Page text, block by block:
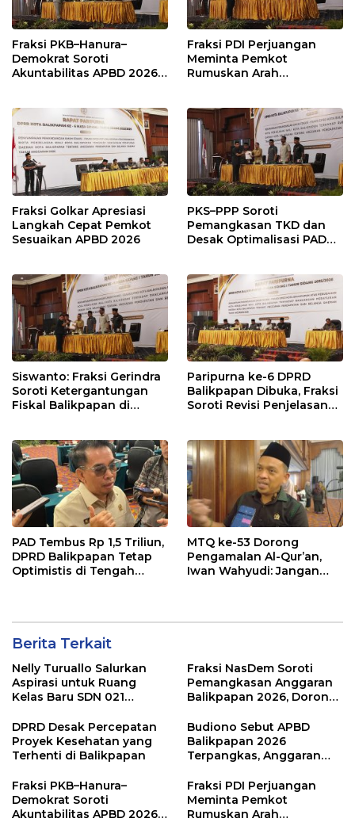
Fraksi PKB–Hanura–
Demokrat Soroti
Akuntabilitas APBD 2026
Modal
Fraksi PDI Perjuangan
Meminta Pemkot
Rumuskan Arah
Penyangga IKN
Fraksi Golkar Apresiasi
Langkah Cepat Pemkot
Sesuaikan APBD 2026
PKS–PPP Soroti
Pemangkasan TKD dan
Desak Optimalisasi PAD
Siswanto: Fraksi Gerindra
Soroti Ketergantungan
Fiskal Balikpapan di
Paripurna ke-6 DPRD
Balikpapan Dibuka, Fraksi
Soroti Revisi Penjelasan
PAD Tembus Rp 1,5 Triliun,
DPRD Balikpapan Tetap
Optimistis di Tengah
MTQ ke-53 Dorong
Pengamalan Al-Qur’an,
Iwan Wahyudi: Jangan
Berita Terkait
Nelly Turuallo Salurkan
Aspirasi untuk Ruang
Kelas Baru SDN 021
Fraksi NasDem Soroti
Pemangkasan Anggaran
Balikpapan 2026, Dorong
Publik
DPRD Desak Percepatan
Proyek Kesehatan yang
Terhenti di Balikpapan
Budiono Sebut APBD
Balikpapan 2026
Terpangkas, Anggaran
Fraksi PKB–Hanura–
Demokrat Soroti
Akuntabilitas APBD 2026
Fraksi PDI Perjuangan
Meminta Pemkot
Rumuskan Arah